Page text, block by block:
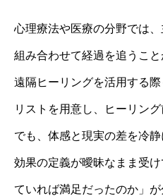
心理療法や医療の分野では
組み合わせて経過を追うこと
遠隔ヒーリングを活用する
リストを用意し、ヒーリン
でも、体感と現実の差を冷
効果の定義が曖昧なまま受
ていれば満足だったのか」